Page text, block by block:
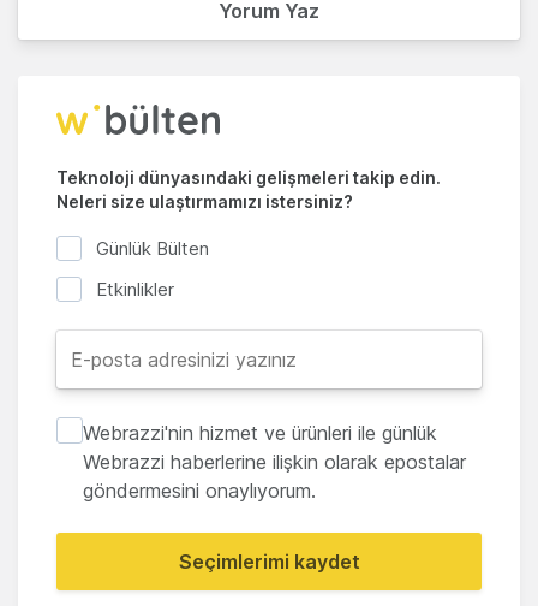
Yorum Yaz
Teknoloji dünyasındaki gelişmeleri takip edin.
Neleri size ulaştırmamızı istersiniz?
Günlük Bülten
Etkinlikler
Webrazzi'nin hizmet ve ürünleri ile günlük
Webrazzi haberlerine ilişkin olarak epostalar
göndermesini onaylıyorum.
Seçimlerimi kaydet